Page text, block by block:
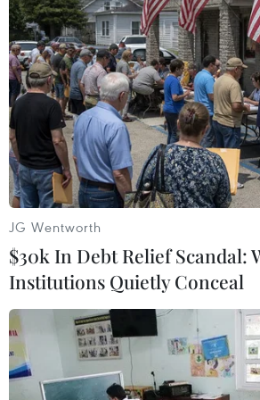
Theo dõi VietnamPlus
TIN LIÊN QUAN
JG Wentworth
$30k In Debt Relief Scandal:
Institutions Quietly Conceal